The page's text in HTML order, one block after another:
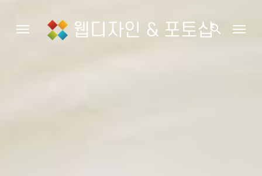
Toggle navigation웹디자인 & 포토샵search